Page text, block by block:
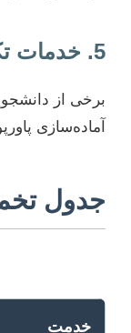
5. خدمات تکمیلی
آماده‌سازی
جدول
خدمت